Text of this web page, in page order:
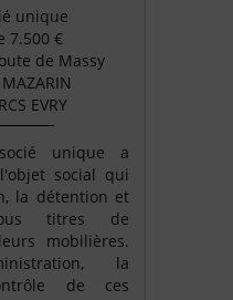
unique
7.500 €
de Massy
EVRY
unique a
social qui
la détention et
titres de
mobilières.
la
de ces